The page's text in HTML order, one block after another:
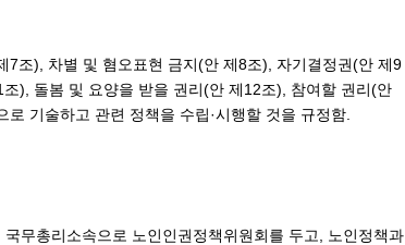
조), 차별 및 혐오표현 금지(안 제8조), 자기결정권(안 제9
), 돌봄 및 요양을 받을 권리(안 제12조), 참여할 권리(안
기술하고 관련 정책을 수립·시행할 것을 규정함.
무총리소속으로 노인인권정책위원회를 두고, 노인정책과